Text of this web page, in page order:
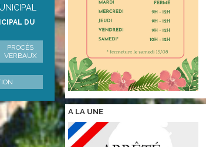
DU
PROCÈS
VERBAUX
A LA UNE